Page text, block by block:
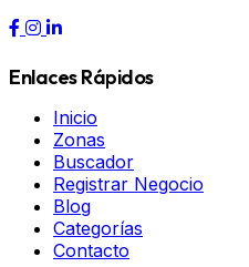
Enlaces Rápidos
Inicio
Zonas
Buscador
Registrar Negocio
Blog
Categorías
Contacto